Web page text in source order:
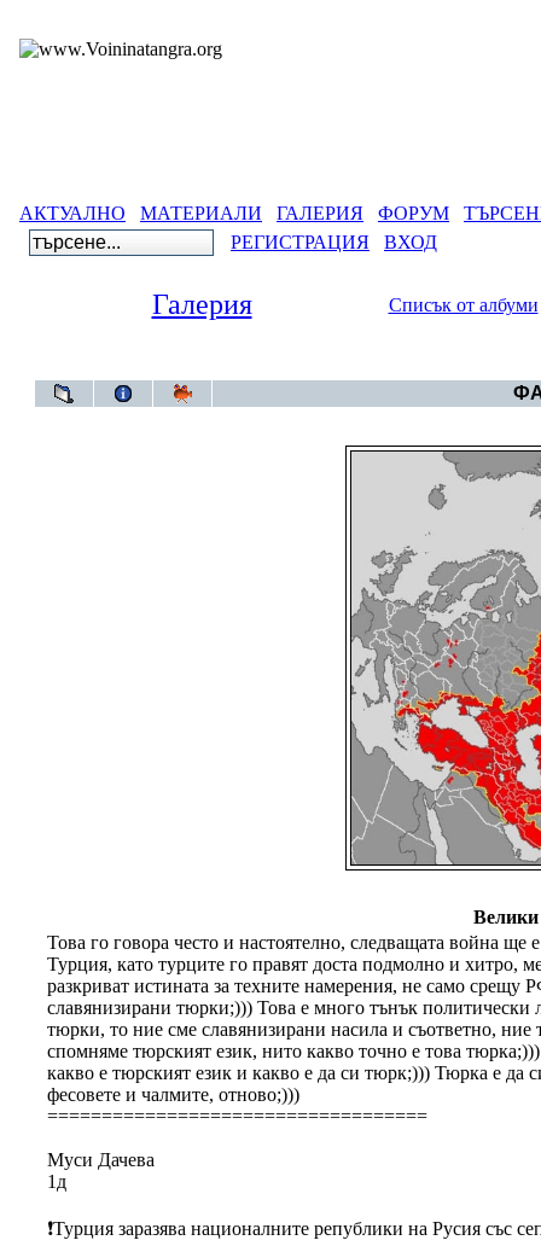
АКТУАЛНО МАТЕРИАЛИ ГАЛЕРИЯ ФОРУМ
РЕГИСТРАЦИЯ
ВХОД
Галерия Списък от албуми
Това го говора често и настоятелно, следващата война
Турция, като турците го правят доста подмолно и хитро,
разкриват истината за техните намерения, не само
славянизирани тюрки;))) Това е много тънък
тюрки, то ние сме славянизирани насила и съответно,
спомняме тюрският език, нито какво точно е това
какво е тюрският език и какво е да си тюрк;))) Тюрка е
фесовете и чалмите, отново;)))
===================================
Муси Дачева
1д
❗️Турция заразява националните републики на Русия със